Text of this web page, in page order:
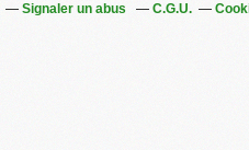
Signaler un abus C.G.U.